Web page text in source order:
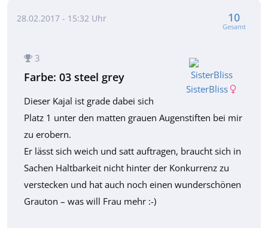
28.02.2017 - 15:32 Uhr 10
Gesamt
SisterBliss
3
Farbe: 03 steel grey
Dieser Kajal ist grade dabei sich
Platz 1 unter den matten grauen Augenstiften bei mir
zu erobern.
Er lässt sich weich und satt auftragen, braucht sich in
Sachen Haltbarkeit nicht hinter der Konkurrenz zu
verstecken und hat auch noch einen wunderschönen
Grauton – was will Frau mehr :-)